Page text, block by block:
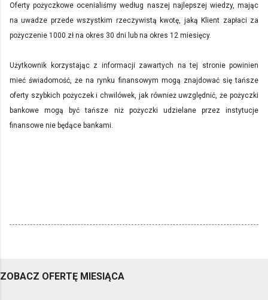
Oferty pożyczkowe ocenialiśmy według naszej najlepszej wiedzy, mając
na uwadze przede wszystkim rzeczywistą kwotę, jaką Klient zapłaci za
pożyczenie 1000 zł na okres 30 dni lub na okres 12 miesięcy.
Użytkownik korzystając z informacji zawartych na tej stronie powinien
mieć świadomość, że na rynku finansowym mogą znajdować się tańsze
oferty szybkich pożyczek i chwilówek, jak również uwzględnić, że pożyczki
bankowe mogą być tańsze niż pożyczki udzielane przez instytucje
finansowe nie będące bankami.
ZOBACZ OFERTĘ MIESIĄCA